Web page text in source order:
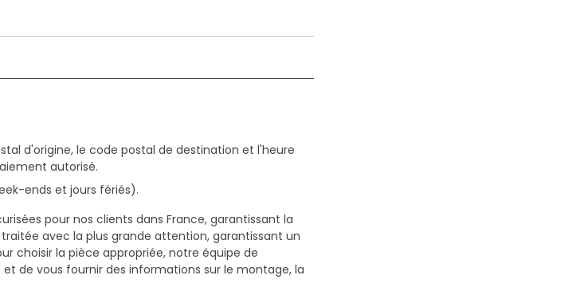
d'origine, le code postal de destination et l'heure
autorisé.
ends et jours fériés).
pour nos clients dans France, garantissant la
avec la plus grande attention, garantissant un
choisir la pièce appropriée, notre équipe de
de vous fournir des informations sur le montage, la